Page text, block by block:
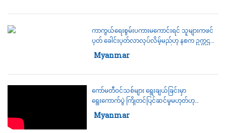
ကာကွယ်ရေးစွမ်းပကားမကောင်းရင် သူများကဖင်
ပုတ် ခေါင်းပုတ်လာလုပ်လိမ့်မည်ဟု နစက ဥက္ကဌ
ပြောကြား
Category:
Myanmar
ကော်မတီဝင်သစ်များ ရွေးချယ်ခြင်းမှာ
ရွေးကောက်ပွဲ ကြိုတင်ပြင်ဆင်မှုမဟုတ်ဟု
ဒေါက်တာနန္ဒာလှမြင့်ပြောကြား
Category:
Myanmar